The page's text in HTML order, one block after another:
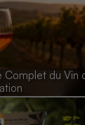
Complet du Vin